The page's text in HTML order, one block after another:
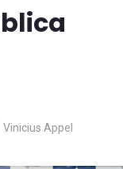
Vinicius Appel